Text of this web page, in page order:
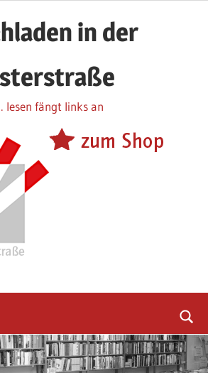
in der
lesen fängt links an